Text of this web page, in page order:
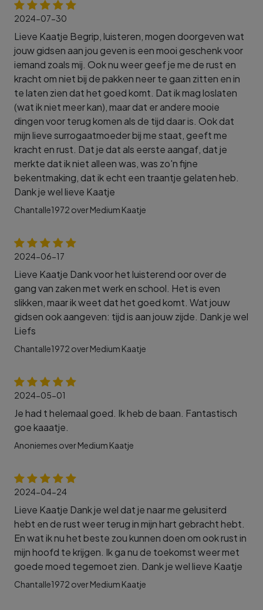
2024-07-30
Lieve Kaatje Begrip, luisteren, mogen doorgeven wat
jouw gidsen aan jou geven is een mooi geschenk voor
iemand zoals mij. Ook nu weer geef je me de rust en
kracht om niet bij de pakken neer te gaan zitten en in
te laten zien dat het goed komt. Dat ik mag loslaten
(wat ik niet meer kan), maar dat er andere mooie
dingen voor terug komen als de tijd daar is. Ook dat
mijn lieve surrogaatmoeder bij me staat, geeft me
kracht en rust. Dat je dat als eerste aangaf, dat je
merkte dat ik niet alleen was, was zo'n fijne
bekentmaking, dat ik echt een traantje gelaten heb.
Dank je wel lieve Kaatje
Chantalle1972 over Medium Kaatje
2024-06-17
Lieve Kaatje Dank voor het luisterend oor over de
gang van zaken met werk en school. Het is even
slikken, maar ik weet dat het goed komt. Wat jouw
gidsen ook aangeven: tijd is aan jouw zijde. Dank je wel
Liefs
Chantalle1972 over Medium Kaatje
2024-05-01
Je had t helemaal goed. Ik heb de baan. Fantastisch
goe kaaatje.
Anoniemes over Medium Kaatje
2024-04-24
Lieve Kaatje Dank je wel dat je naar me gelusiterd
hebt en de rust weer terug in mijn hart gebracht hebt.
En wat ik nu het beste zou kunnen doen om ook rust in
mijn hoofd te krijgen. Ik ga nu de toekomst weer met
goede moed tegemoet zien. Dank je wel lieve Kaatje
Chantalle1972 over Medium Kaatje